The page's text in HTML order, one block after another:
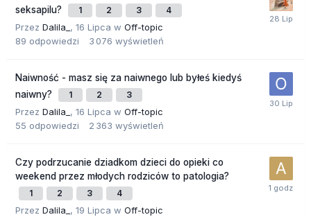
seksapilu?
1 2 3 4
Przez Dalila_ , 16 Lipca w Off-topic
89 odpowiedzi 3 076 wyświetleń
Naiwność - masz się za naiwnego lub byłeś kiedyś
naiwny?
1 2 3
Przez Dalila_ , 16 Lipca w Off-topic
55 odpowiedzi 2 363 wyświetleń
Czy podrzucanie dziadkom dzieci do opieki co
weekend przez młodych rodziców to patologia?
1 2 3 4
Przez Dalila_ , 19 Lipca w Off-topic